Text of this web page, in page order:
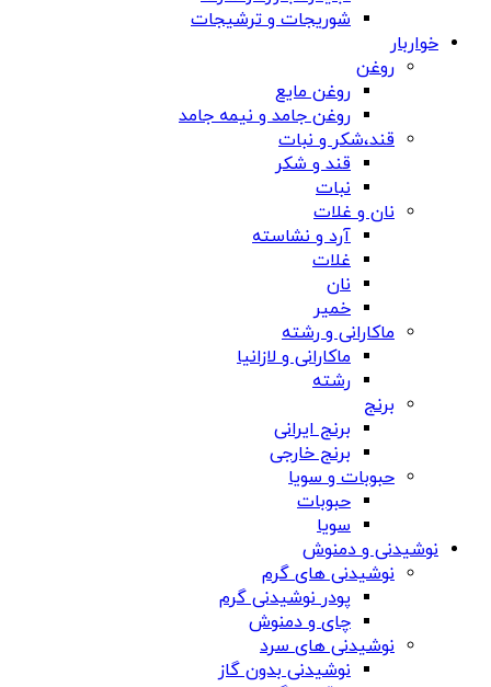
شوریجات و ترشیجات
خواربار
روغن
روغن مایع
روغن جامد و نیمه جامد
قند،شکر و نبات
قند و شکر
نبات
نان و غلات
آرد و نشاسته
غلات
نان
خمیر
ماکارانی و رشته
ماکارانی و لازانیا
رشته
برنج
برنج ایرانی
برنج خارجی
حبوبات و سویا
حبوبات
سویا
نوشیدنی و دمنوش
نوشیدنی های گرم
پودر نوشیدنی گرم
چای و دمنوش
نوشیدنی های سرد
نوشیدنی بدون گاز